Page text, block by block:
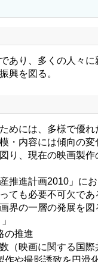
り、多くの人々
興を図る。
には、多様で優
・内容には傾向の
、現在の映画製
進計画2010」に
ても必要不可欠で
界の一層の発展を図
の推進
映画に関する国際
撮影誘致を円滑化